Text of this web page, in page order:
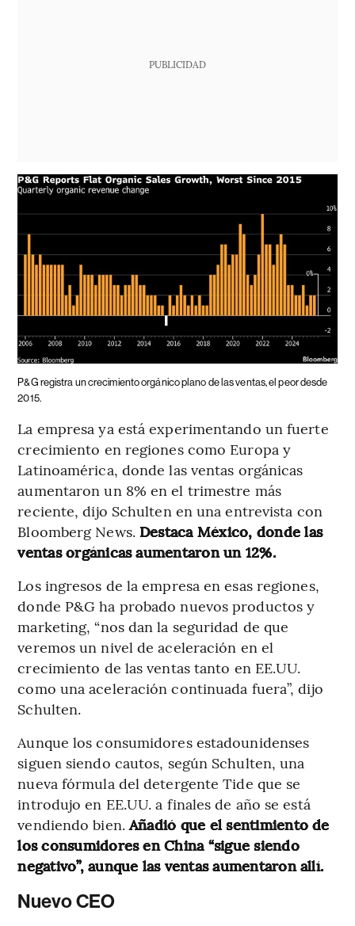
PUBLICIDAD
P&G registra un crecimiento orgánico plano de las ventas, el peor desde
2015.
La empresa ya está experimentando un fuerte
crecimiento en regiones como Europa y
Latinoamérica, donde las ventas orgánicas
aumentaron un 8% en el trimestre más
reciente, dijo Schulten en una entrevista con
Bloomberg News. Destaca México, donde las
ventas orgánicas aumentaron un 12%.
Los ingresos de la empresa en esas regiones,
donde P&G ha probado nuevos productos y
marketing, “nos dan la seguridad de que
veremos un nivel de aceleración en el
crecimiento de las ventas tanto en EE.UU.
como una aceleración continuada fuera”, dijo
Schulten.
Aunque los consumidores estadounidenses
siguen siendo cautos, según Schulten, una
nueva fórmula del detergente Tide que se
introdujo en EE.UU. a finales de año se está
vendiendo bien.Añadió que el sentimiento de
los consumidores en China “sigue siendo
negativo”, aunque las ventas aumentaron allí.
Nuevo CEO